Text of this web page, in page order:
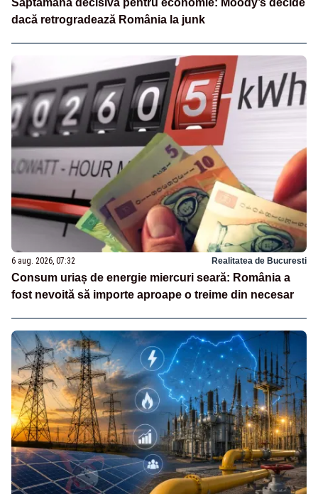
Săptămână decisivă pentru economie: Moody’s decide
dacă retrogradează România la junk
6 aug. 2026, 07:32 Realitatea de Bucuresti
Consum uriaș de energie miercuri seară: România a
fost nevoită să importe aproape o treime din necesar